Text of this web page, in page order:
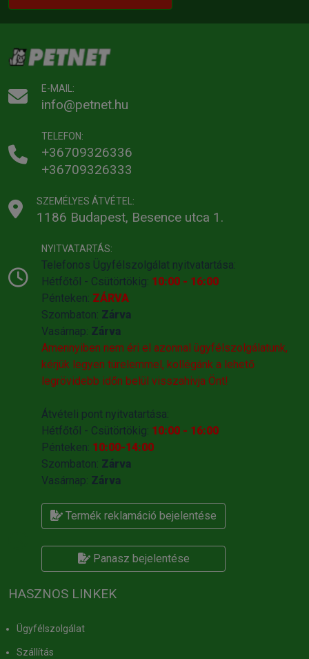
Kapható kiszerelések: 2,5kg,
Brit
Kiszerelés:12kg / Zsák
Státusz:Raktáron
E-MAIL:
info@petnet.hu
TELEFON:
+36709326336
+36709326333
SZEMÉLYES ÁTVÉTEL:
1186 Budapest, Besence utca 1.
NYITVATARTÁS:
Telefonos Ügyfélszolgálat nyitvatartása:
Hétfőtől - Csütörtökig: 10:00 - 16:00
Pénteken: ZÁRVA
Szombaton: Zárva
Vasárnap: Zárva
Amennyiben nem éri el azonnal ügyfélszolgálatunk,
kérjük legyen türelemmel, kollégánk a lehető
legrövidebb időn belül visszahivja Önt!
Átvételi pont nyitvatartása:
Hétfőtől - Csütörtökig: 10:00 - 16:00
Pénteken: 10:00-14:00
Szombaton: Zárva
Vasárnap: Zárva
Termék reklamáció bejelentése
Panasz bejelentése
HASZNOS LINKEK
Ügyfélszolgálat
Szállítás